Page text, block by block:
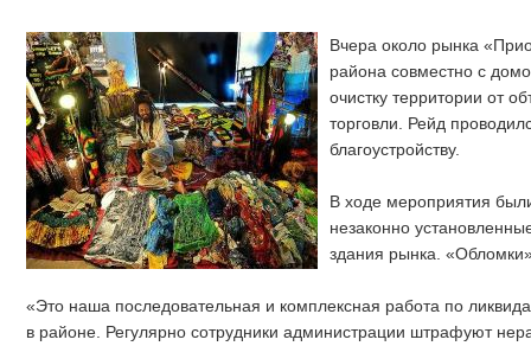
Вчера около рынка
района совместно с
очистку территории от
торговли. Рейд
благоустройству.
В ходе мероприятия
незаконно
здания рынка.
«Это наша последовательная и комплексная работа по
в районе. Регулярно сотрудники администрации штрафуют